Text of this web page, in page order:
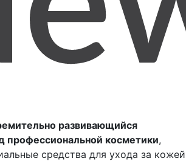
развивающийся
профессиональной косметики,
средства для ухода за кожей